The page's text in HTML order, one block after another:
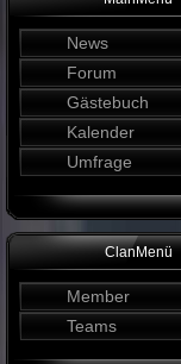
News
Forum
Gästebuch
Kalender
Umfrage
ClanMenü
Member
Teams